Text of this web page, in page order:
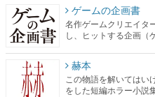
ゲームの企画書
名作ゲームクリエイタ
し、ヒットする企画（
赫本
この物語を解いてはい
をした短編ホラー小説